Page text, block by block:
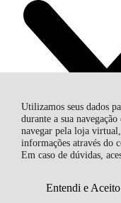
Utilizamos seus dados
durante a sua
navegar pela loja
informações através do
Em caso de dúvidas,
Entendi e Aceito
MAURICIO MAGNE
CNPJ: 23.509.902/